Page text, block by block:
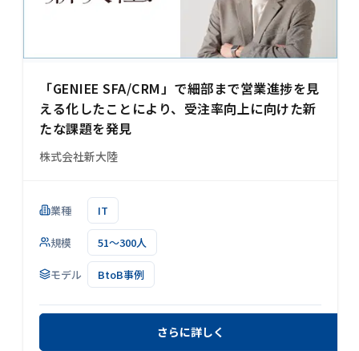
「GENIEE SFA/CRM」で細部まで営業進捗を見
える化したことにより、受注率向上に向けた新
たな課題を発見
株式会社新大陸
業種 IT
規模 51～300人
モデル BtoB事例
さらに詳しく